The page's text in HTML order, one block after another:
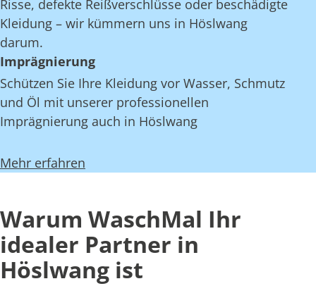
Risse, defekte Reißverschlüsse oder beschädigte
Kleidung – wir kümmern uns in Höslwang
darum.
Imprägnierung
Schützen Sie Ihre Kleidung vor Wasser, Schmutz
und Öl mit unserer professionellen
Imprägnierung auch in Höslwang
Mehr erfahren
Warum WaschMal Ihr
idealer Partner in
Höslwang ist